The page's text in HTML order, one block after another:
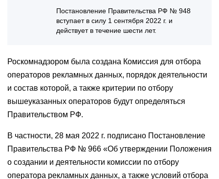
Постановление Правительства РФ № 948
вступает в силу 1 сентября 2022 г. и
действует в течение шести лет.
Роскомнадзором была создана Комиссия для отбора
операторов рекламных данных, порядок деятельности
и состав которой, а также критерии по отбору
вышеуказанных операторов будут определяться
Правительством РФ.
В частности, 28 мая 2022 г. подписано Постановление
Правительства РФ № 966 «Об утверждении Положения
о создании и деятельности комиссии по отбору
оператора рекламных данных, а также условий отбора